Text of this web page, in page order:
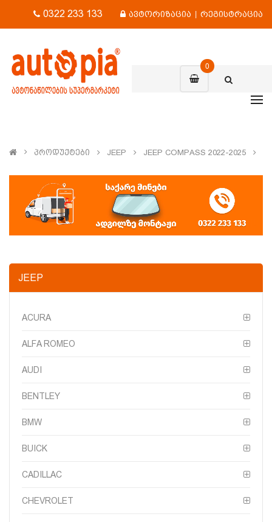
0322 233 133 ავტორიზაცია | რეგისტრაცია
0
Პროდუქტები JEEP JEEP COMPASS 2022-2025
JEEP
ACURA
ALFA ROMEO
AUDI
BENTLEY
BMW
BUICK
CADILLAC
CHEVROLET